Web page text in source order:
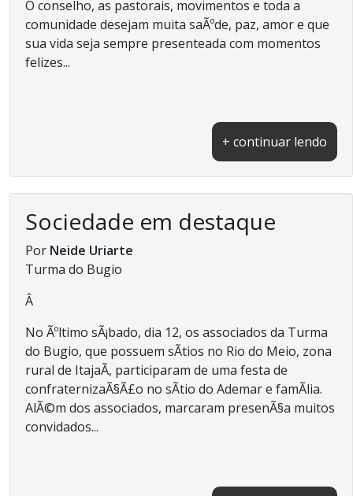
O conselho, as pastorais, movimentos e toda a
comunidade desejam muita saÃºde, paz, amor e que
sua vida seja sempre presenteada com momentos
felizes...
+ continuar lendo
Sociedade em destaque
Por Neide Uriarte
Turma do Bugio
Â
No Ãºltimo sÃ¡bado, dia 12, os associados da Turma
do Bugio, que possuem sÃ­tios no Rio do Meio, zona
rural de ItajaÃ­, participaram de uma festa de
confraternizaÃ§Ã£o no sÃ­tio do Ademar e famÃ­lia.
AlÃ©m dos associados, marcaram presenÃ§a muitos
convidados...